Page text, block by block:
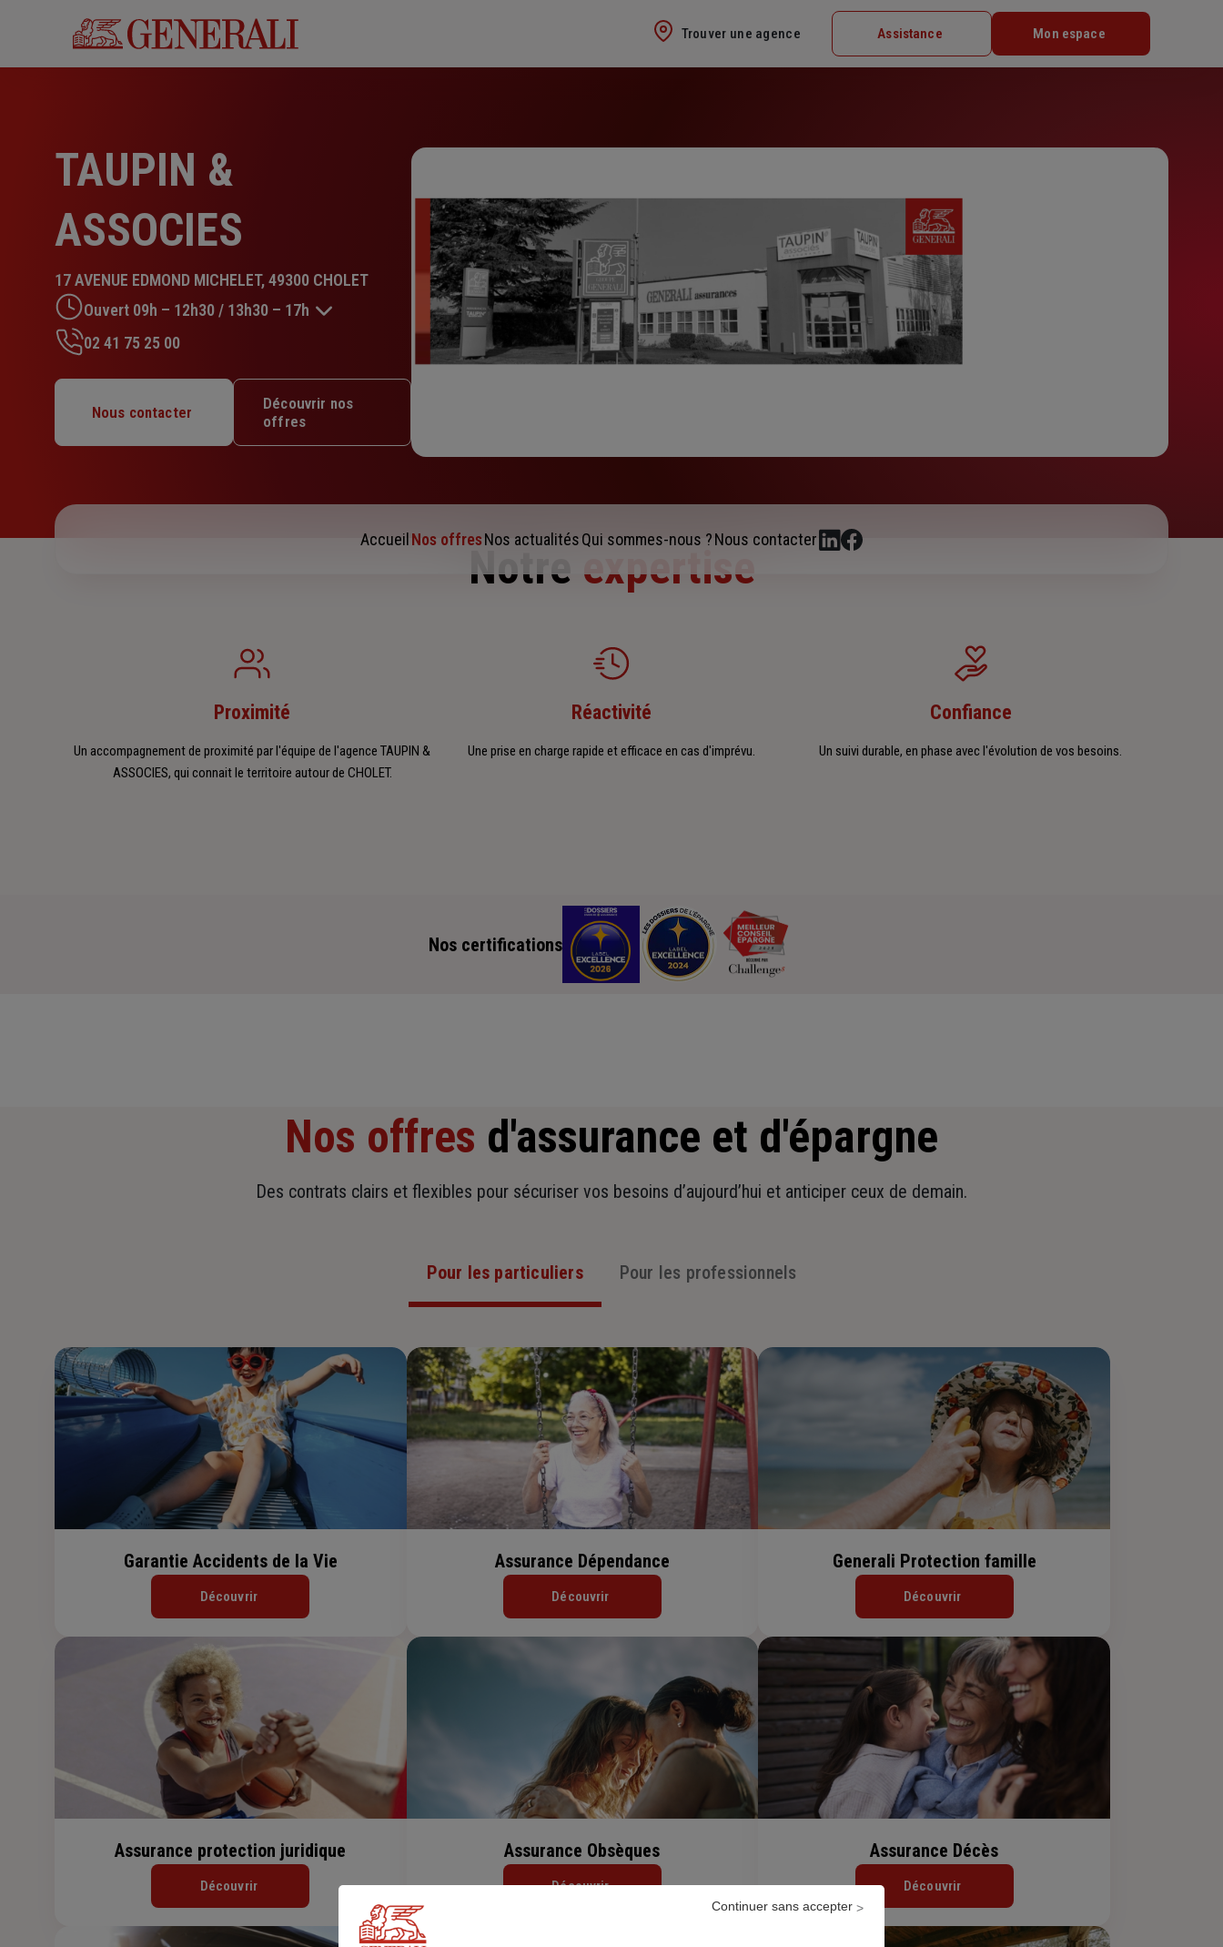
Trouver une agence Assistance Mon espace
TAUPIN &
ASSOCIES
17 AVENUE EDMOND MICHELET, 49300 CHOLET
Ouvert 09h – 12h30 / 13h30 – 17h
Mardi : 09h – 12h30 / 13h30 – 18h
Mercredi : 09h – 12h30 / 13h30 – 18h
Jeudi : 09h – 12h30 / 13h30 – 18h
02 41 75 25 00
Nous contacter
Découvrir nos
offres
Accueil Nos offresNos actualitésQui sommes-nous ?Nous contacter
Notre expertise
Proximité
Un accompagnement de proximité par l'équipe de l'agence TAUPIN &
ASSOCIES, qui connait le territoire autour de CHOLET.
Réactivité
Une prise en charge rapide et efficace en cas d'imprévu.
Confiance
Un suivi durable, en phase avec l'évolution de vos besoins.
Nos certifications
Nos offres d'assurance et d'épargne
Des contrats clairs et flexibles pour sécuriser vos besoins d’aujourd’hui et anticiper ceux de demain.
Pour les particuliers Pour les professionnels
Garantie Accidents de la Vie
Découvrir
Assurance Dépendance
Découvrir
Generali Protection famille
Découvrir
Assurance protection juridique
Découvrir
Assurance Obsèques
Découvrir
Assurance Décès
Découvrir
Continuer sans accepter